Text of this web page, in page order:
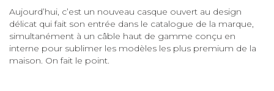
Aujourd’hui, c’est un nouveau casque ouvert au design
délicat qui fait son entrée dans le catalogue de la marque,
simultanément à un câble haut de gamme conçu en
interne pour sublimer les modèles les plus premium de la
maison. On fait le point.